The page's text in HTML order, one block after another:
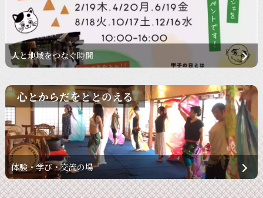
人と地域をつなぐ時間
心とからだをととのえる
体験・学び・交流の場